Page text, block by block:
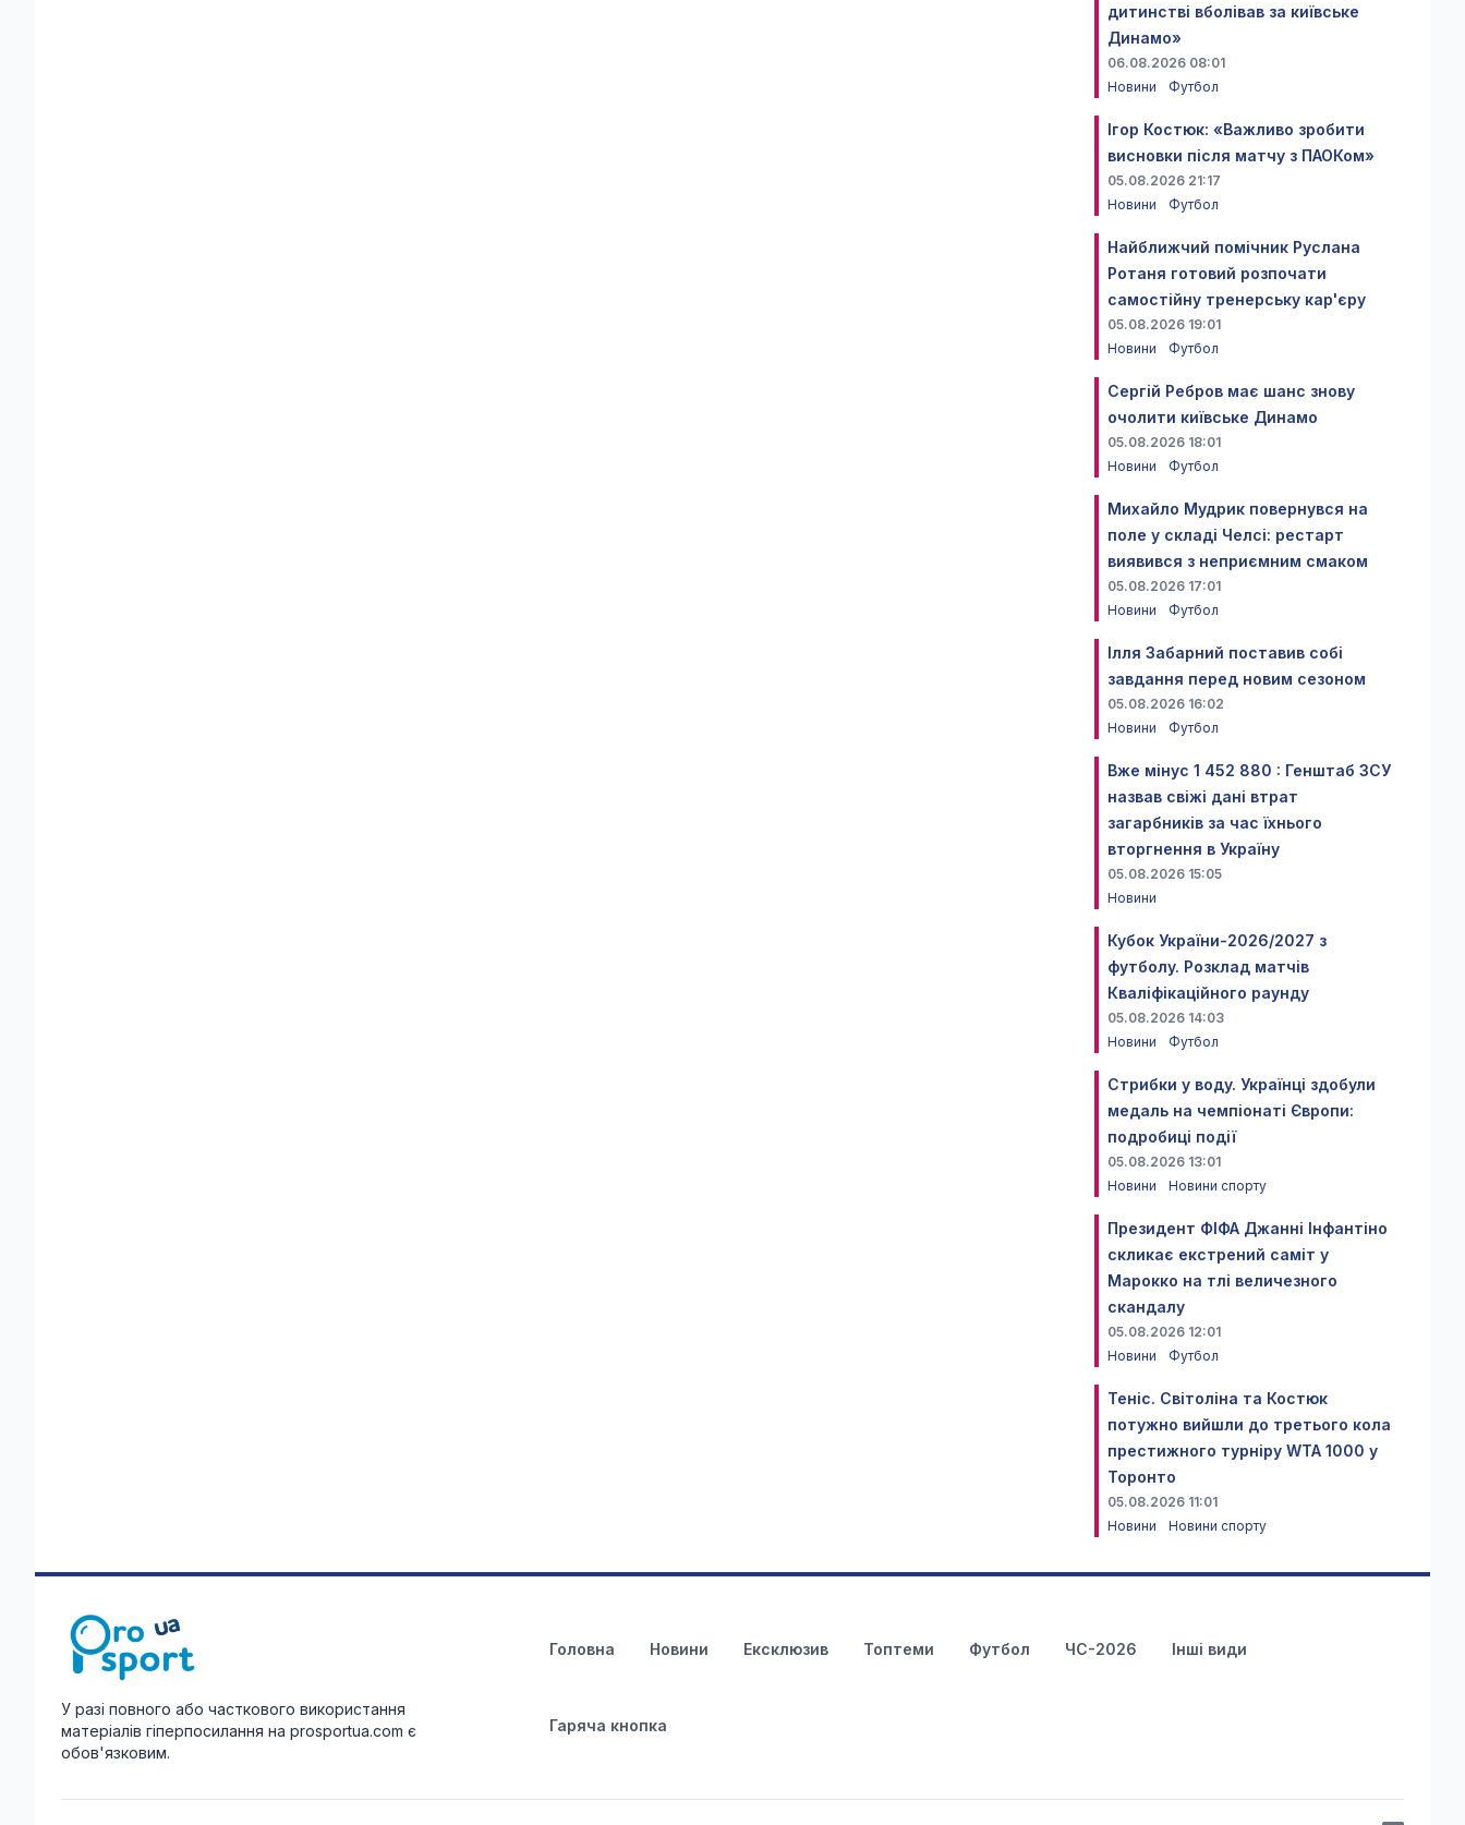
дитинстві вболівав за київське
Динамо»
06.08.2026 08:01
Новини
Футбол
Ігор Костюк: «Важливо зробити
висновки після матчу з ПАОКом»
05.08.2026 21:17
Новини
Футбол
Найближчий помічник Руслана
Ротаня готовий розпочати
самостійну тренерську кар'єру
05.08.2026 19:01
Новини
Футбол
Сергій Ребров має шанс знову
очолити київське Динамо
05.08.2026 18:01
Новини
Футбол
Михайло Мудрик повернувся на
поле у складі Челсі: рестарт
виявився з неприємним смаком
05.08.2026 17:01
Новини
Футбол
Ілля Забарний поставив собі
завдання перед новим сезоном
05.08.2026 16:02
Новини
Футбол
Вже мінус 1 452 880 : Генштаб ЗСУ
назвав свіжі дані втрат
загарбників за час їхнього
вторгнення в Україну
05.08.2026 15:05
Новини
Кубок України-2026/2027 з
футболу. Розклад матчів
Кваліфікаційного раунду
05.08.2026 14:03
Новини
Футбол
Стрибки у воду. Українці здобули
медаль на чемпіонаті Європи:
подробиці події
05.08.2026 13:01
Новини
Новини спорту
Президент ФІФА Джанні Інфантіно
скликає екстрений саміт у
Марокко на тлі величезного
скандалу
05.08.2026 12:01
Новини
Футбол
Теніс. Світоліна та Костюк
потужно вийшли до третього кола
престижного турніру WTA 1000 у
Торонто
05.08.2026 11:01
Новини
Новини спорту
У разі повного або часткового використання
матеріалів гіперпосилання на prosportua.com є
обов'язковим.
Головна Новини Ексклюзив Топтеми Футбол ЧС-2026 Інші види
Гаряча кнопка